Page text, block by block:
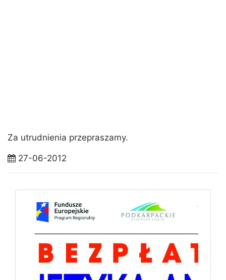
Za utrudnienia przepraszamy.
27-06-2012